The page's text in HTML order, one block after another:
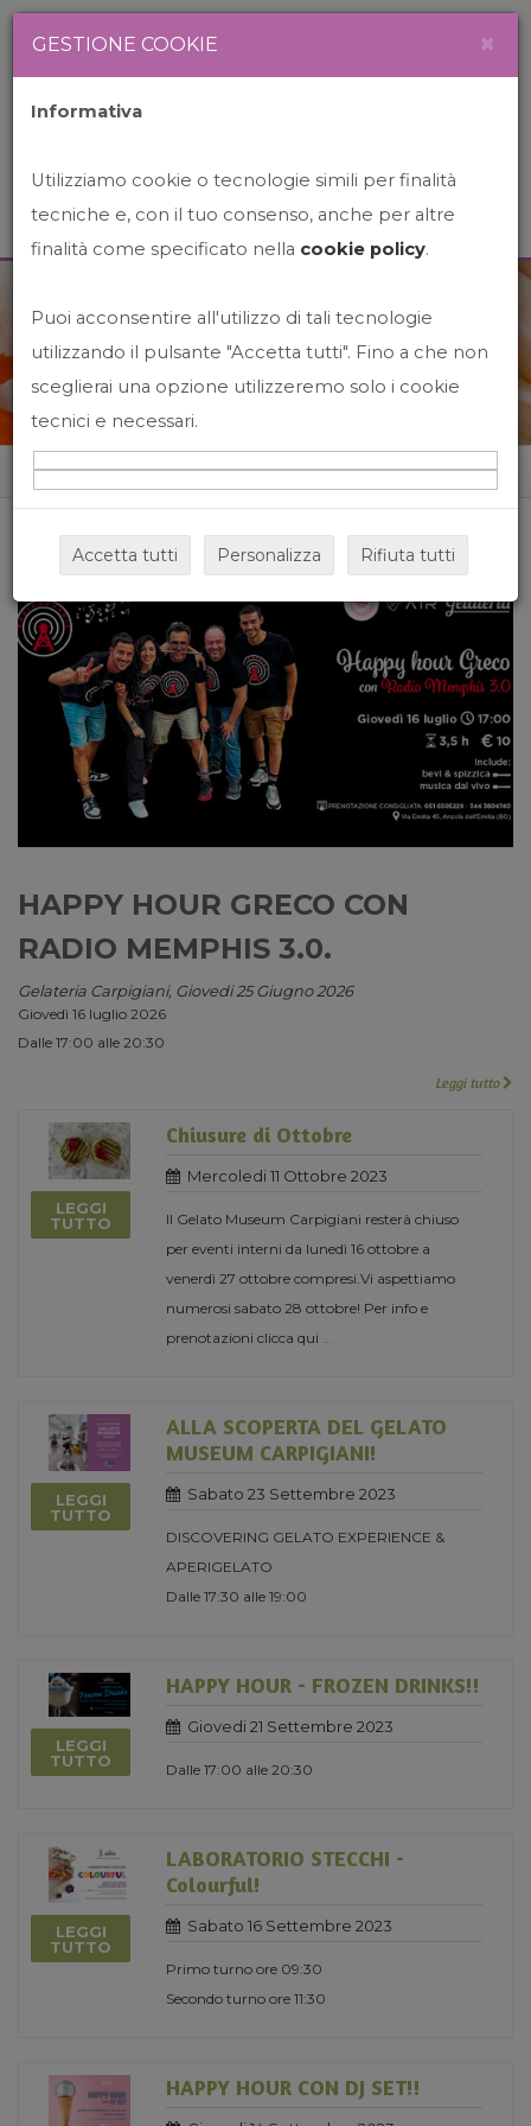
News&Events
Home News&events
HAPPY HOUR GRECO CON
RADIO MEMPHIS 3.0.
Gelateria Carpigiani, Giovedi 25 Giugno 2026
Giovedì 16 luglio 2026
Dalle 17:00 alle 20:30
Leggi tutto
LEGGI
TUTTO
Chiusure di Ottobre
Mercoledi 11 Ottobre 2023
Il Gelato Museum Carpigiani resterà chiuso
per eventi interni da lunedì 16 ottobre a
venerdì 27 ottobre compresi.Vi aspettiamo
numerosi sabato 28 ottobre! Per info e
prenotazioni clicca qui
LEGGI
TUTTO
ALLA SCOPERTA DEL GELATO
MUSEUM CARPIGIANI!
Sabato 23 Settembre 2023
DISCOVERING GELATO EXPERIENCE &
APERIGELATO
Dalle 17:30 alle 19:00
LEGGI
TUTTO
HAPPY HOUR - FROZEN DRINKS!!
Giovedi 21 Settembre 2023
Dalle 17:00 alle 20:30
LEGGI
TUTTO
LABORATORIO STECCHI -
Colourful!
Sabato 16 Settembre 2023
Primo turno ore 09:30
Secondo turno ore 11:30
HAPPY HOUR CON DJ SET!!
GESTIONE COOKIE ×
Informativa
Utilizziamo cookie o tecnologie simili per finalità
tecniche e, con il tuo consenso, anche per altre
finalità come specificato nella cookie policy.
Puoi acconsentire all'utilizzo di tali tecnologie
utilizzando il pulsante "Accetta tutti". Fino a che non
sceglierai una opzione utilizzeremo solo i cookie
tecnici e necessari.
Accetta tutti Personalizza Rifiuta tutti